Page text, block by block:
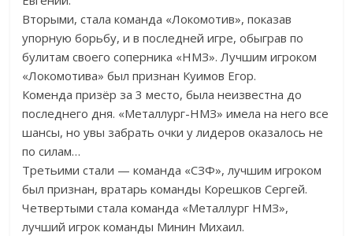
Вторыми, стала команда «Локомотив», показав
упорную борьбу, и в последней игре, обыграв по
булитам своего соперника «НМЗ». Лучшим игроком
«Локомотива» был признан Куимов Егор.
Коменда призёр за 3 место, была неизвестна до
последнего дня. «Металлург-НМЗ» имела на него все
шансы, но увы забрать очки у лидеров оказалось не
по силам…
Третьими стали — команда «СЗФ», лучшим игроком
был признан, вратарь команды Корешков Сергей.
Четвертыми стала команда «Металлург НМЗ»,
лучший игрок команды Минин Михаил.